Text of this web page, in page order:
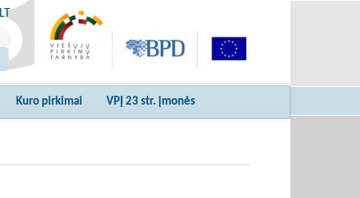
LT
Kuro pirkimai VPĮ 23 str. įmonės